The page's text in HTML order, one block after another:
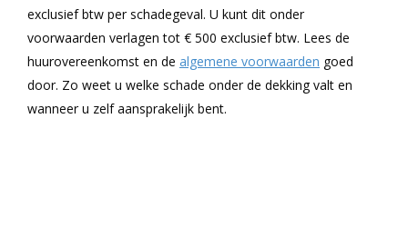
exclusief btw per schadegeval. U kunt dit onder
voorwaarden verlagen tot € 500 exclusief btw. Lees de
huurovereenkomst en de algemene voorwaarden goed
door. Zo weet u welke schade onder de dekking valt en
wanneer u zelf aansprakelijk bent.